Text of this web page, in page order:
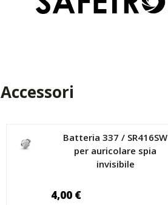
Accessori
Batteria 337 / SR416SW
per auricolare spia
invisibile
4,00 €